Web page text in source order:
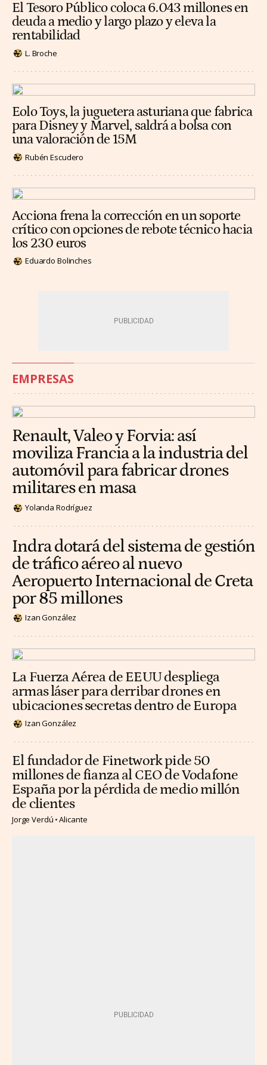
El Tesoro Público coloca 6.043 millones en
deuda a medio y largo plazo y eleva la
rentabilidad
L. Broche
Eolo Toys, la juguetera asturiana que fabrica
para Disney y Marvel, saldrá a bolsa con
una valoración de 15M
Rubén Escudero
Acciona frena la corrección en un soporte
crítico con opciones de rebote técnico hacia
los 230 euros
Eduardo Bolinches
EMPRESAS
Renault, Valeo y Forvia: así
moviliza Francia a la industria del
automóvil para fabricar drones
militares en masa
Yolanda Rodríguez
Indra dotará del sistema de gestión
de tráfico aéreo al nuevo
Aeropuerto Internacional de Creta
por 85 millones
Izan González
La Fuerza Aérea de EEUU despliega
armas láser para derribar drones en
ubicaciones secretas dentro de Europa
Izan González
El fundador de Finetwork pide 50
millones de fianza al CEO de Vodafone
España por la pérdida de medio millón
de clientes
Jorge Verdú Alicante